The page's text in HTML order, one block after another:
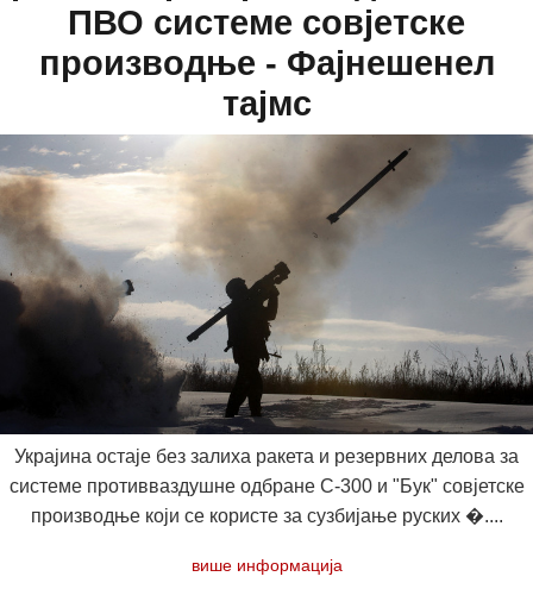
ПВО системе совјетске
производње - Фајнешенел
тајмс
Украјина остаје без залиха ракета и резервних делова за
системе противваздушне одбране С-300 и "Бук" совјетске
производње који се користе за сузбијање руских �....
више информација